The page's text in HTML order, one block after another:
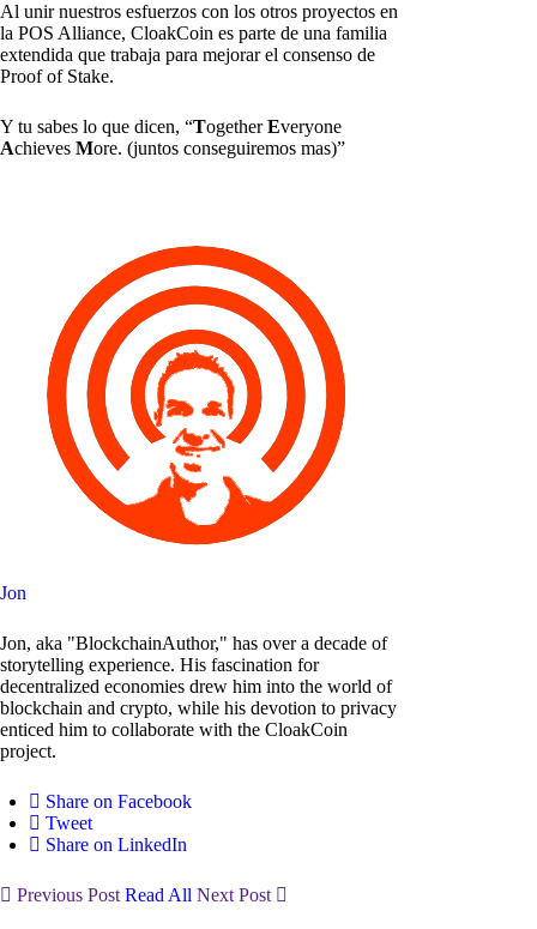
Al unir nuestros esfuerzos con los otros proyectos en
la POS Alliance, CloakCoin es parte de una familia
extendida que trabaja para mejorar el consenso de
Proof of Stake.
Y tu sabes lo que dicen, “TogetherEveryone
Achieves More. (juntos conseguiremos mas)”
Jon
Jon, aka "BlockchainAuthor," has over a decade of
storytelling experience. His fascination for
decentralized economies drew him into the world of
blockchain and crypto, while his devotion to privacy
enticed him to collaborate with the CloakCoin
project.
Share on Facebook
Tweet
Share on LinkedIn
Previous Post Read All Next Post